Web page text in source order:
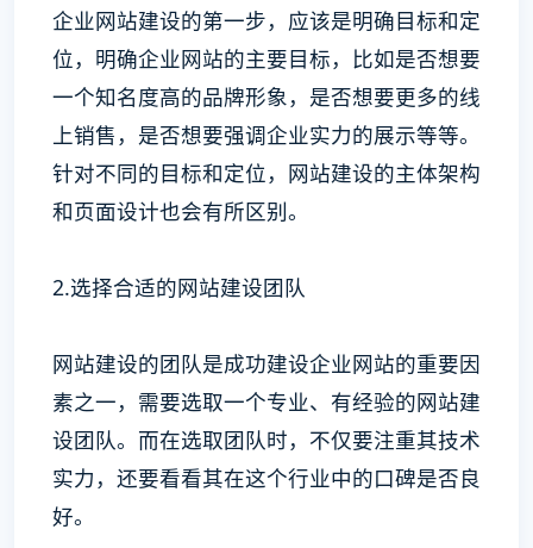
企业网站建设的第一步，应该是明确目标和定
位，明确企业网站的主要目标，比如是否想要
一个知名度高的品牌形象，是否想要更多的线
上销售，是否想要强调企业实力的展示等等。
针对不同的目标和定位，网站建设的主体架构
和页面设计也会有所区别。
2.选择合适的网站建设团队
网站建设的团队是成功建设企业网站的重要因
素之一，需要选取一个专业、有经验的网站建
设团队。而在选取团队时，不仅要注重其技术
实力，还要看看其在这个行业中的口碑是否良
好。